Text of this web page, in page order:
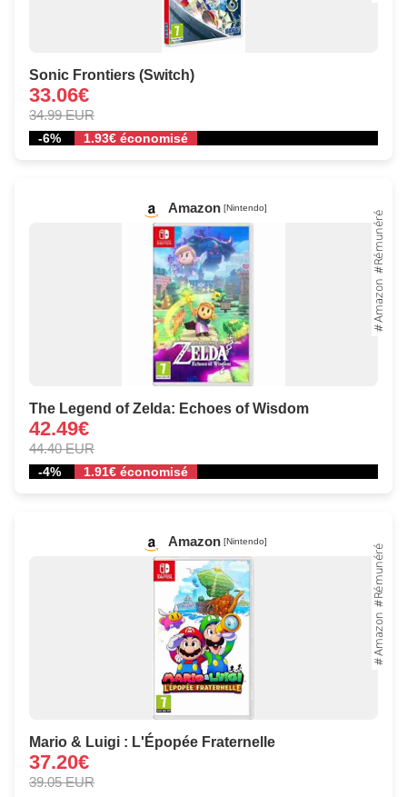
Sonic Frontiers (Switch)
33.06€
34.99 EUR
-6% 1.93€ économisé
Amazon [Nintendo]
The Legend of Zelda: Echoes of Wisdom
42.49€
44.40 EUR
-4% 1.91€ économisé
Amazon [Nintendo]
Mario & Luigi : L'Épopée Fraternelle
37.20€
39.05 EUR